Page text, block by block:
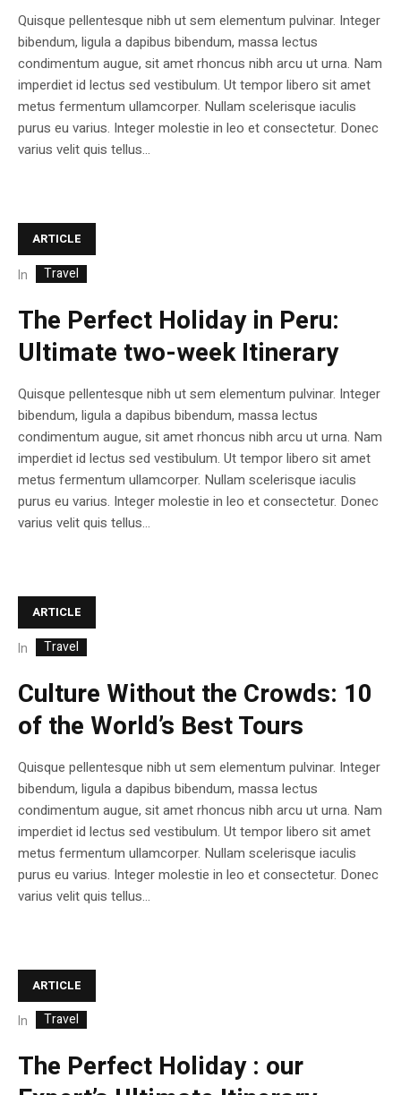
Quisque pellentesque nibh ut sem elementum pulvinar. Integer
bibendum, ligula a dapibus bibendum, massa lectus
condimentum augue, sit amet rhoncus nibh arcu ut urna. Nam
imperdiet id lectus sed vestibulum. Ut tempor libero sit amet
metus fermentum ullamcorper. Nullam scelerisque iaculis
purus eu varius. Integer molestie in leo et consectetur. Donec
varius velit quis tellus...
ARTICLE
In Travel
The Perfect Holiday in Peru:
Ultimate two-week Itinerary
Quisque pellentesque nibh ut sem elementum pulvinar. Integer
bibendum, ligula a dapibus bibendum, massa lectus
condimentum augue, sit amet rhoncus nibh arcu ut urna. Nam
imperdiet id lectus sed vestibulum. Ut tempor libero sit amet
metus fermentum ullamcorper. Nullam scelerisque iaculis
purus eu varius. Integer molestie in leo et consectetur. Donec
varius velit quis tellus...
ARTICLE
In Travel
Culture Without the Crowds: 10
of the World’s Best Tours
Quisque pellentesque nibh ut sem elementum pulvinar. Integer
bibendum, ligula a dapibus bibendum, massa lectus
condimentum augue, sit amet rhoncus nibh arcu ut urna. Nam
imperdiet id lectus sed vestibulum. Ut tempor libero sit amet
metus fermentum ullamcorper. Nullam scelerisque iaculis
purus eu varius. Integer molestie in leo et consectetur. Donec
varius velit quis tellus...
ARTICLE
In Travel
The Perfect Holiday : our